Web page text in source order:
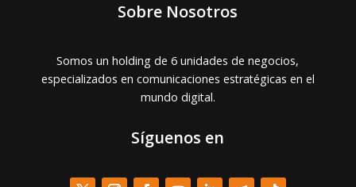
Sobre Nosotros
Somos un holding de 6 unidades de negocios,
especializados en comunicaciones estratégicas en el
mundo digital.
Síguenos en